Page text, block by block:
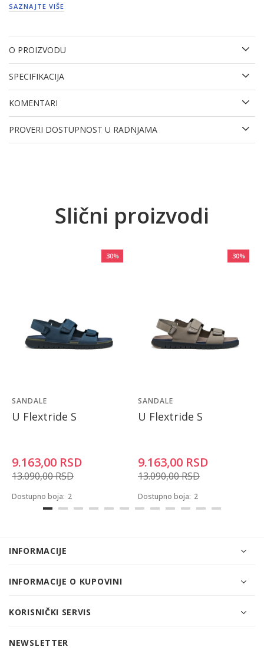
SAZNAJTE VIŠE
O PROIZVODU
SPECIFIKACIJA
KOMENTARI
PROVERI DOSTUPNOST U RADNJAMA
Slični proizvodi
30%
SANDALE
U Flextride S
9.163,00 RSD
13.090,00RSD
Dostupno boja: 2
30%
SANDALE
U Flextride S
9.163,00 RSD
13.090,00RSD
Dostupno boja: 2
INFORMACIJE
INFORMACIJE O KUPOVINI
KORISNIČKI SERVIS
NEWSLETTER